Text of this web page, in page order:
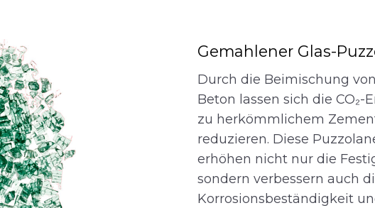
Gemahlener Glas-
Durch die Beimischung
Beton lassen sich die CO₂-
zu herkömmlichem
reduzieren. Diese
erhöhen nicht nur die
sondern verbessern auch
Korrosionsbeständigkeit